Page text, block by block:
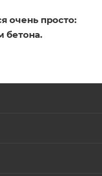
очень просто:
бетона.